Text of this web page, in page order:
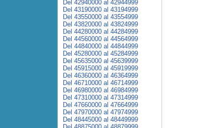
Del 42940000 al 42944999
Del 43190000 al 43194999
Del 43550000 al 43554999
Del 43820000 al 43824999
Del 44280000 al 44284999
Del 44560000 al 44564999
Del 44840000 al 44844999
Del 45280000 al 45284999
Del 45635000 al 45639999
Del 45915000 al 45919999
Del 46360000 al 46364999
Del 46710000 al 46714999
Del 46980000 al 46984999
Del 47310000 al 47314999
Del 47660000 al 47664999
Del 47970000 al 47974999
Del 48445000 al 48449999